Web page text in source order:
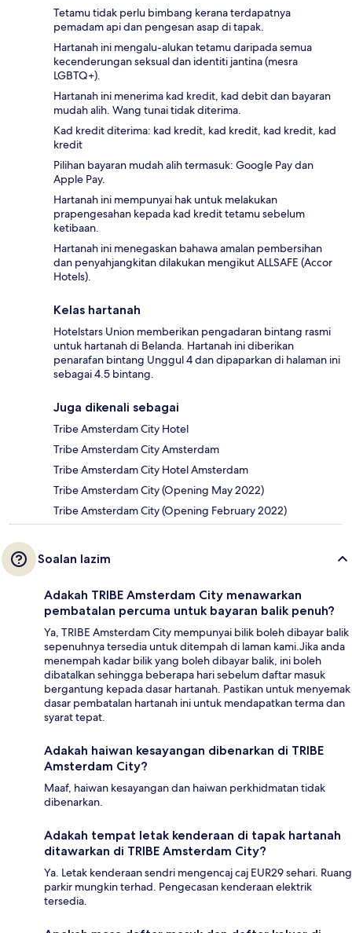
Tetamu tidak perlu bimbang kerana terdapatnya
pemadam api dan pengesan asap di tapak.
Hartanah ini mengalu-alukan tetamu daripada semua
kecenderungan seksual dan identiti jantina (mesra
LGBTQ+).
Hartanah ini menerima kad kredit, kad debit dan bayaran
mudah alih. Wang tunai tidak diterima.
Kad kredit diterima: kad kredit, kad kredit, kad kredit, kad
kredit
Pilihan bayaran mudah alih termasuk: Google Pay dan
Apple Pay.
Hartanah ini mempunyai hak untuk melakukan
prapengesahan kepada kad kredit tetamu sebelum
ketibaan.
Hartanah ini menegaskan bahawa amalan pembersihan
dan penyahjangkitan dilakukan mengikut ALLSAFE (Accor
Hotels).
Kelas hartanah
Hotelstars Union memberikan pengadaran bintang rasmi
untuk hartanah di Belanda. Hartanah ini diberikan
penarafan bintang Unggul 4 dan dipaparkan di halaman ini
sebagai 4.5 bintang.
Juga dikenali sebagai
Tribe Amsterdam City Hotel
Tribe Amsterdam City Amsterdam
Tribe Amsterdam City Hotel Amsterdam
Tribe Amsterdam City (Opening May 2022)
Tribe Amsterdam City (Opening February 2022)
Soalan lazim
Adakah TRIBE Amsterdam City menawarkan
pembatalan percuma untuk bayaran balik penuh?
Ya, TRIBE Amsterdam City mempunyai bilik boleh dibayar balik
sepenuhnya tersedia untuk ditempah di laman kami.Jika anda
menempah kadar bilik yang boleh dibayar balik, ini boleh
dibatalkan sehingga beberapa hari sebelum daftar masuk
bergantung kepada dasar hartanah. Pastikan untuk menyemak
dasar pembatalan hartanah ini untuk mendapatkan terma dan
syarat tepat.
Adakah haiwan kesayangan dibenarkan di TRIBE
Amsterdam City?
Maaf, haiwan kesayangan dan haiwan perkhidmatan tidak
dibenarkan.
Adakah tempat letak kenderaan di tapak hartanah
ditawarkan di TRIBE Amsterdam City?
Ya. Letak kenderaan sendri mengencaj caj EUR29 sehari. Ruang
parkir mungkin terhad. Pengecasan kenderaan elektrik
tersedia.